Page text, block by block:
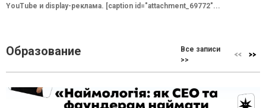
YouTube и display-реклама. [caption id="attachment_69772"...
Образование
Все записи
>>